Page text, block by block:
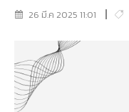
26 มี.ค 2025 11:01